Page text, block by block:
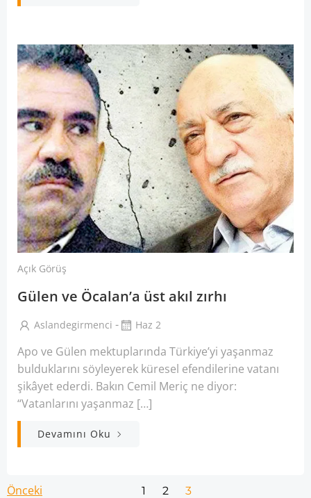
Açık Görüş
Gülen ve Öcalan’a üst akıl zırhı
Aslandegirmenci - Haz 2
Apo ve Gülen mektuplarında Türkiye’yi yaşanmaz
bulduklarını söyleyerek küresel efendilerine vatanı
şikâyet ederdi. Bakın Cemil Meriç ne diyor:
“Vatanlarını yaşanmaz […]
Devamını Oku
Önceki Page
1 Page
2 Page
3